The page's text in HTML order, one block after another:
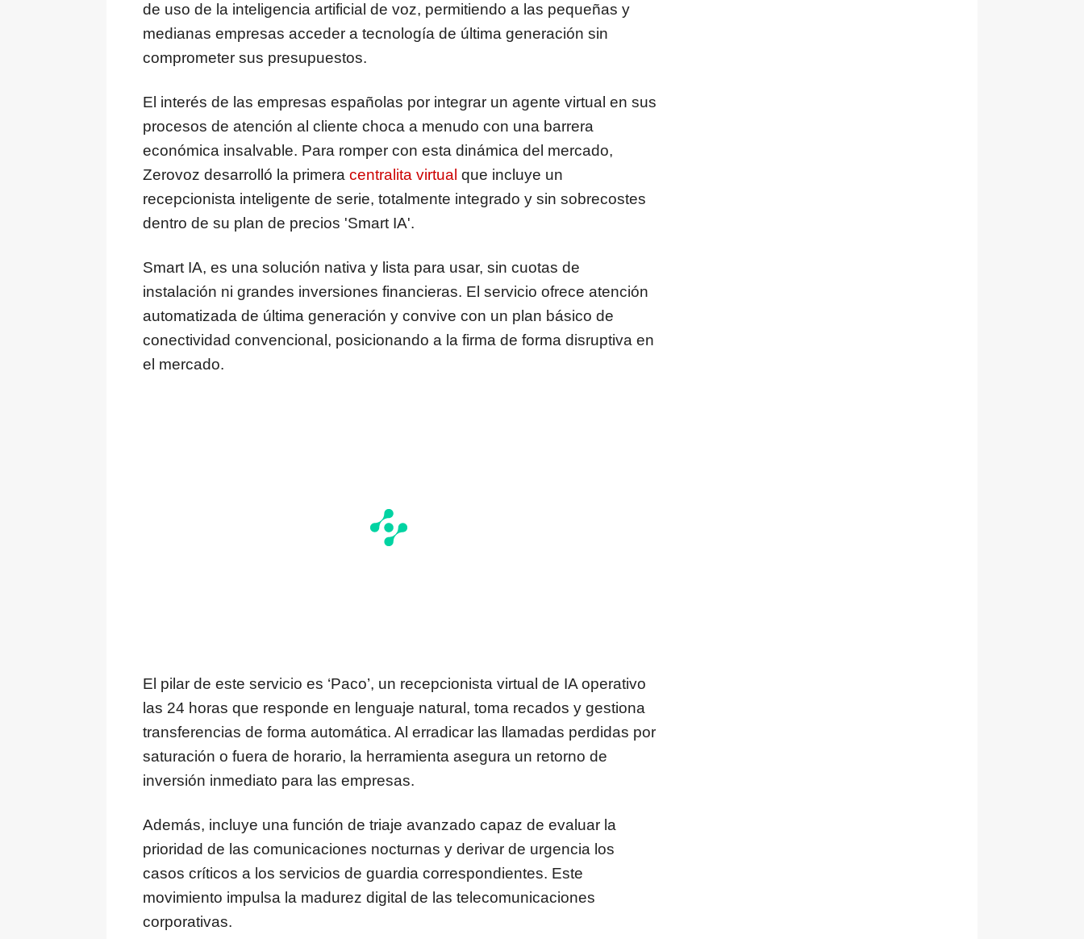
de uso de la inteligencia artificial de voz, permitiendo a las pequeñas y
medianas empresas acceder a tecnología de última generación sin
comprometer sus presupuestos.
El interés de las empresas españolas por integrar un agente virtual en sus
procesos de atención al cliente choca a menudo con una barrera
económica insalvable. Para romper con esta dinámica del mercado,
Zerovoz desarrolló la primera centralita virtual que incluye un
recepcionista inteligente de serie, totalmente integrado y sin sobrecostes
dentro de su plan de precios 'Smart IA'.
Smart IA, es una solución nativa y lista para usar, sin cuotas de
instalación ni grandes inversiones financieras. El servicio ofrece atención
automatizada de última generación y convive con un plan básico de
conectividad convencional, posicionando a la firma de forma disruptiva en
el mercado.
El pilar de este servicio es ‘Paco’, un recepcionista virtual de IA operativo
las 24 horas que responde en lenguaje natural, toma recados y gestiona
transferencias de forma automática. Al erradicar las llamadas perdidas por
saturación o fuera de horario, la herramienta asegura un retorno de
inversión inmediato para las empresas.
Además, incluye una función de triaje avanzado capaz de evaluar la
prioridad de las comunicaciones nocturnas y derivar de urgencia los
casos críticos a los servicios de guardia correspondientes. Este
movimiento impulsa la madurez digital de las telecomunicaciones
corporativas.